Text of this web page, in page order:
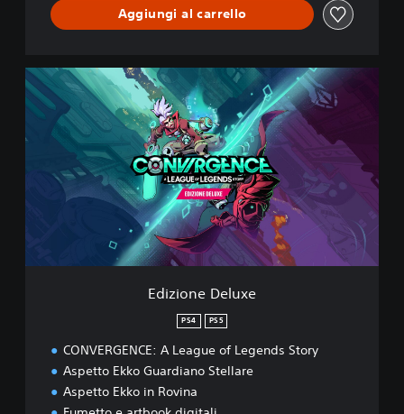
Aggiungi al carrello
E
d
i
u
Edizione Deluxe
PS4 PS5
CONVERGENCE: A League of Legends Story
Aspetto Ekko Guardiano Stellare
Aspetto Ekko in Rovina